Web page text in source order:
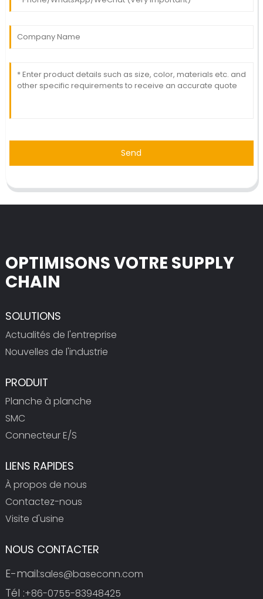
Send
OPTIMISONS VOTRE SUPPLY
CHAIN
SOLUTIONS
Actualités de l'entreprise
Nouvelles de l'industrie
PRODUIT
Planche à planche
SMC
Connecteur E/S
LIENS RAPIDES
À propos de nous
Contactez-nous
Visite d'usine
NOUS CONTACTER
E-mail:sales@baseconn.com
Tél :+86-0755-83948425